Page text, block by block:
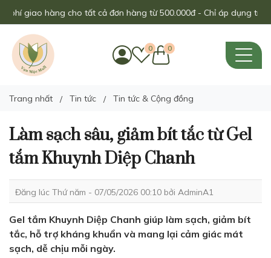
giao hàng cho tất cả đơn hàng từ 500.000đ - Chỉ áp dụng trong
0 0
Trang nhất Tin tức Tin tức & Cộng đồng
Làm sạch sâu, giảm bít tắc từ Gel
tắm Khuynh Diệp Chanh
Đăng lúc Thứ năm - 07/05/2026 00:10 bởi AdminA1
Gel tắm Khuynh Diệp Chanh giúp làm sạch, giảm bít
tắc, hỗ trợ kháng khuẩn và mang lại cảm giác mát
sạch, dễ chịu mỗi ngày.